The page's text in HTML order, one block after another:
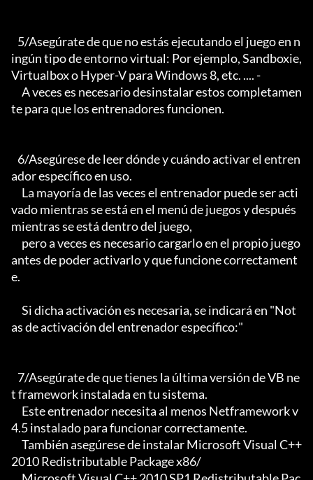
ingún tipo de entorno virtual: Por ejemplo, Sandboxie,
Virtualbox o Hyper-V para Windows 8, etc. .... -
te para que los entrenadores funcionen.
ador específico en uso.
vado mientras se está en el menú de juegos y después
mientras se está dentro del juego,
antes de poder activarlo y que funcione correctament
e.
as de activación del entrenador específico:"
t framework instalada en tu sistema.
4.5 instalado para funcionar correctamente.
2010 Redistributable Package x86/